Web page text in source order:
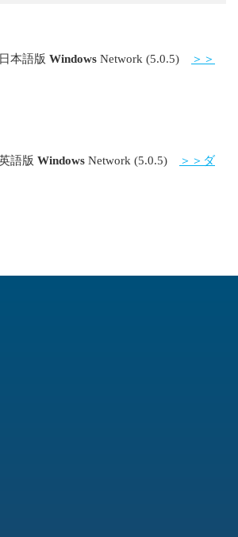
本語版 Windows Network (5.0.5)
＞＞
語版 Windows Network (5.0.5)
＞＞ダ